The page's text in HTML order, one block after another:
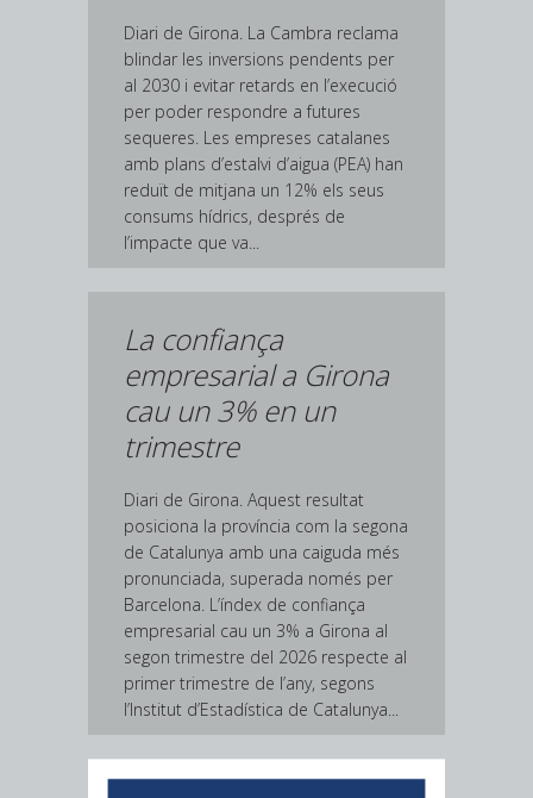
Diari de Girona. La Cambra reclama
blindar les inversions pendents per
al 2030 i evitar retards en l’execució
per poder respondre a futures
sequeres. Les empreses catalanes
amb plans d’estalvi d’aigua (PEA) han
reduït de mitjana un 12% els seus
consums hídrics, després de
l’impacte que va...
La confiança
empresarial a Girona
cau un 3% en un
trimestre
Diari de Girona. Aquest resultat
posiciona la província com la segona
de Catalunya amb una caiguda més
pronunciada, superada només per
Barcelona. L’índex de confiança
empresarial cau un 3% a Girona al
segon trimestre del 2026 respecte al
primer trimestre de l’any, segons
l’Institut d’Estadística de Catalunya...